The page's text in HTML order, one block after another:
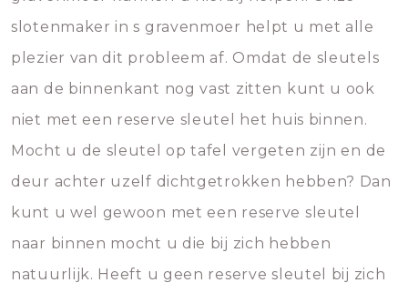
slotenmaker in s gravenmoer helpt u met alle
plezier van dit probleem af. Omdat de sleutels
aan de binnenkant nog vast zitten kunt u ook
niet met een reserve sleutel het huis binnen.
Mocht u de sleutel op tafel vergeten zijn en de
deur achter uzelf dichtgetrokken hebben? Dan
kunt u wel gewoon met een reserve sleutel
naar binnen mocht u die bij zich hebben
natuurlijk. Heeft u geen reserve sleutel bij zich